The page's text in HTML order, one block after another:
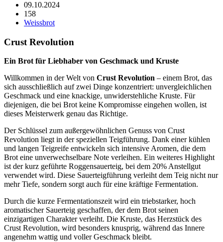
09.10.2024
158
Weissbrot
Crust Revolution
Ein Brot für Liebhaber von Geschmack und Kruste
Willkommen in der Welt von Crust Revolution – einem Brot, das
sich ausschließlich auf zwei Dinge konzentriert: unvergleichlichen
Geschmack und eine knackige, unwiderstehliche Kruste. Für
diejenigen, die bei Brot keine Kompromisse eingehen wollen, ist
dieses Meisterwerk genau das Richtige.
Der Schlüssel zum außergewöhnlichen Genuss von Crust
Revolution liegt in der speziellen Teigführung. Dank einer kühlen
und langen Teigreife entwickeln sich intensive Aromen, die dem
Brot eine unverwechselbare Note verleihen. Ein weiteres Highlight
ist der kurz geführte Roggensauerteig, bei dem 20% Anstellgut
verwendet wird. Diese Sauerteigführung verleiht dem Teig nicht nur
mehr Tiefe, sondern sorgt auch für eine kräftige Fermentation.
Durch die kurze Fermentationszeit wird ein triebstarker, hoch
aromatischer Sauerteig geschaffen, der dem Brot seinen
einzigartigen Charakter verleiht. Die Kruste, das Herzstück des
Crust Revolution, wird besonders knusprig, während das Innere
angenehm wattig und voller Geschmack bleibt.